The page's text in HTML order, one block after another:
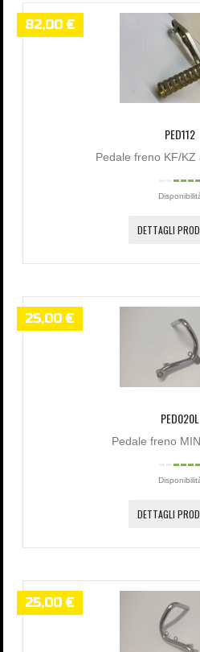
82,00 €
PED112
Pedale freno KF/KZ
DETTAGLI
25,00 €
PED020L
Pedale freno
DETTAGLI
25,00 €